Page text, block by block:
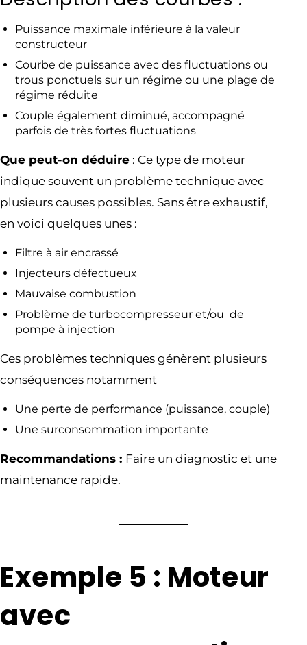
Puissance maximale inférieure à la valeur
constructeur
Courbe de puissance avec des fluctuations ou
trous ponctuels sur un régime ou une plage de
régime réduite
Couple également diminué, accompagné
parfois de très fortes fluctuations
Que peut-on déduire : Ce type de moteur
indique souvent un problème technique avec
plusieurs causes possibles. Sans être exhaustif,
en voici quelques unes :
Filtre à air encrassé
Injecteurs défectueux
Mauvaise combustion
Problème de turbocompresseur et/ou de
pompe à injection
Ces problèmes techniques génèrent plusieurs
conséquences notamment
Une perte de performance (puissance, couple)
Une surconsommation importante
Recommandations : Faire un diagnostic et une
maintenance rapide.
Exemple 5 : Moteur
avec